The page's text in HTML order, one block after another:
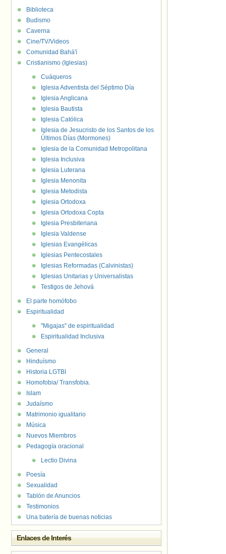
Biblioteca
Budismo
Caverna
Cine/TV/Videos
Comunidad Bahá'í
Cristianismo (Iglesias)
Cuáqueros
Iglesia Adventista del Séptimo Día
Iglesia Anglicana
Iglesia Bautista
Iglesia Católica
Iglesia de Jesucristo de los Santos de los
Últimos Días (Mormones)
Iglesia de la Comunidad Metropolitana
Iglesia Inclusiva
Iglesia Luterana
Iglesia Menonita
Iglesia Metodista
Iglesia Ortodoxa
Iglesia Ortodoxa Copta
Iglesia Presbiteriana
Iglesia Valdense
Iglesias Evangélicas
Iglesias Pentecostales
Iglesias Reformadas (Calvinistas)
Iglesias Unitarias y Universalistas
Testigos de Jehová
El parte homófobo
Espiritualidad
"Migajas" de espiritualidad
Espiritualidad Inclusiva
General
Hinduísmo
Historia LGTBI
Homofobia/ Transfobia.
Islam
Judaísmo
Matrimonio igualitario
Música
Nuevos Miembros
Pedagogía oracional
Lectio Divina
Poesía
Sexualidad
Tablón de Anuncios
Testimonios
Una batería de buenas noticias
Enlaces de Interés